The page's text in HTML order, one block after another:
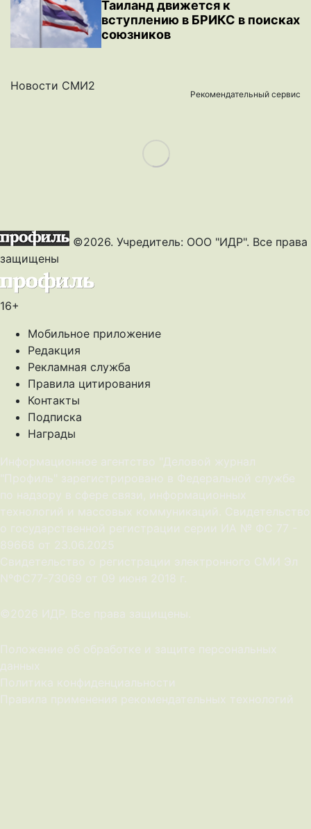
Таиланд движется к
вступлению в БРИКС в поисках
союзников
Новости СМИ2
Рекомендательный сервис
©2026. Учредитель: ООО "ИДР". Все права
защищены
16+
Мобильное приложение
Редакция
Рекламная служба
Правила цитирования
Контакты
Подписка
Награды
Информационное агентство "Деловой журнал
"Профиль" зарегистрировано в Федеральной службе
по надзору в сфере связи, информационных
технологий и массовых коммуникаций. Свидетельство
о государственной регистрации серии ИА № ФС 77 -
89668 от 23.06.2025
Cвидетельство о регистрации электронного СМИ Эл
NºФС77-73069 от 09 июня 2018 г.
©2026 ИДР. Все права защищены.
Положение об обработке и защите персональных
данных
Политика конфиденциальности
Правила применения рекомендательных технологий